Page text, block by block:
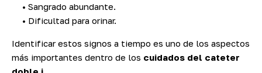
• Sangrado abundante.
• Dificultad para orinar.
Identificar estos signos a tiempo es uno de los aspectos
más importantes dentro de los cuidados del cateter